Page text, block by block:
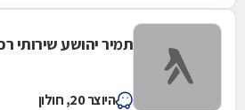
תמיר יהושע שירותי
היוצר 20, חולון